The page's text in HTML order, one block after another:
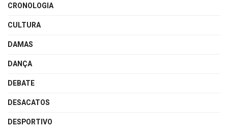
CRONOLOGIA
CULTURA
DAMAS
DANÇA
DEBATE
DESACATOS
DESPORTIVO